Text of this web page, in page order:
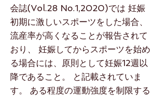
会誌(Vol.28 No.1,2020)では 妊娠
初期に激しいスポーツをした場合、
流産率が高くなることが報告されて
おり、 妊娠してからスポーツを始め
る場合には、原則として妊娠12週以
降であること。 と記載されていま
す。 ある程度の運動強度を制限する